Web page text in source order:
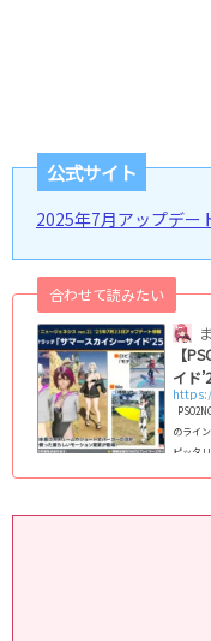
公式サイト
2025年7月アップデー
合わせて読みたい
【
イド
のライ
ピッタ
gle ||